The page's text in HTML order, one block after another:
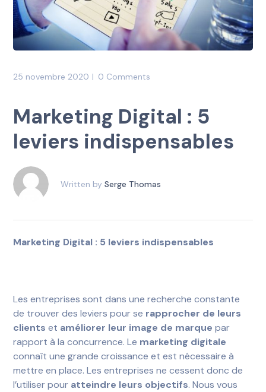
25 novembre 2020 0 Comments
Marketing Digital : 5
leviers indispensables
Written by Serge Thomas
Marketing Digital : 5 leviers indispensables
Les entreprises sont dans une recherche constante
de trouver des leviers pour se rapprocher de leurs
clientset améliorer leur image de marque par
rapport à la concurrence. Le marketing digitale
connaît une grande croissance et est nécessaire à
mettre en place. Les entreprises ne cessent donc de
l’utiliser pour atteindre leurs objectifs. Nous vous